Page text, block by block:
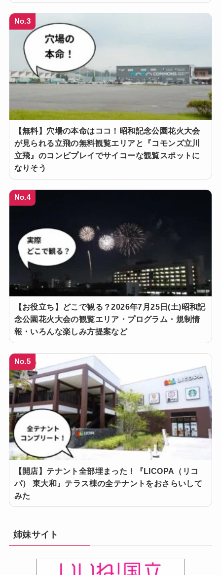
No.3
【無料】穴場の本命はココ！昭和記念公園花火大会
が見られる立飛の無料観覧エリアと『コモンズ立川
立飛』のコンビプレイでサイコーな観覧スポットに
なりそう
No.4
【お役立ち】どこで観る？2026年7月25日(土)昭和記
念公園花火大会の観覧エリア・プログラム・規制情
報・いろんな楽しみ方提案など
No.5
【開店】テナント全部埋まった！『LICOPA（リコ
パ） 東大和』テラス棟の全テナントをおさらいして
みた
姉妹サイト